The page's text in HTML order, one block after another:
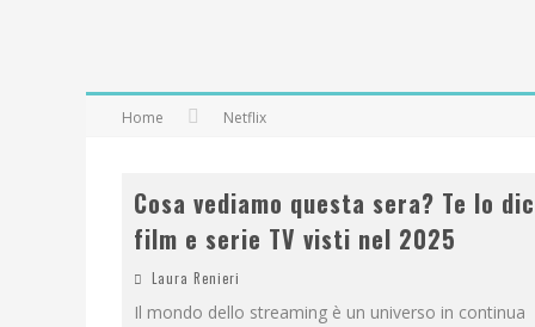
Home Netflix
Cosa vediamo questa sera? Te lo
film e serie TV visti nel 2025
Laura Renieri
Il mondo dello streaming è un universo in continua